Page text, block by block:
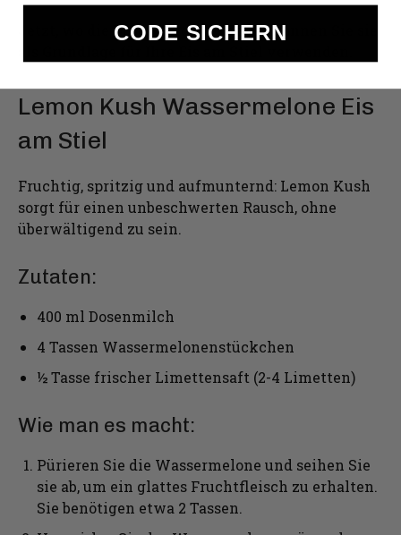
Jetzt, wo die Dosenmilch fertig ist, können Sie sie
Lemon Kush Wassermelone Eis
am Stiel
Fruchtig, spritzig und aufmunternd: Lemon Kush
sorgt für einen unbeschwerten Rausch, ohne
überwältigend zu sein.
Zutaten:
400 ml Dosenmilch
4 Tassen Wassermelonenstückchen
½ Tasse frischer Limettensaft (2-4 Limetten)
Wie man es macht:
Pürieren Sie die Wassermelone und seihen Sie
sie ab, um ein glattes Fruchtfleisch zu erhalten.
Sie benötigen etwa 2 Tassen.
CODE SICHERN